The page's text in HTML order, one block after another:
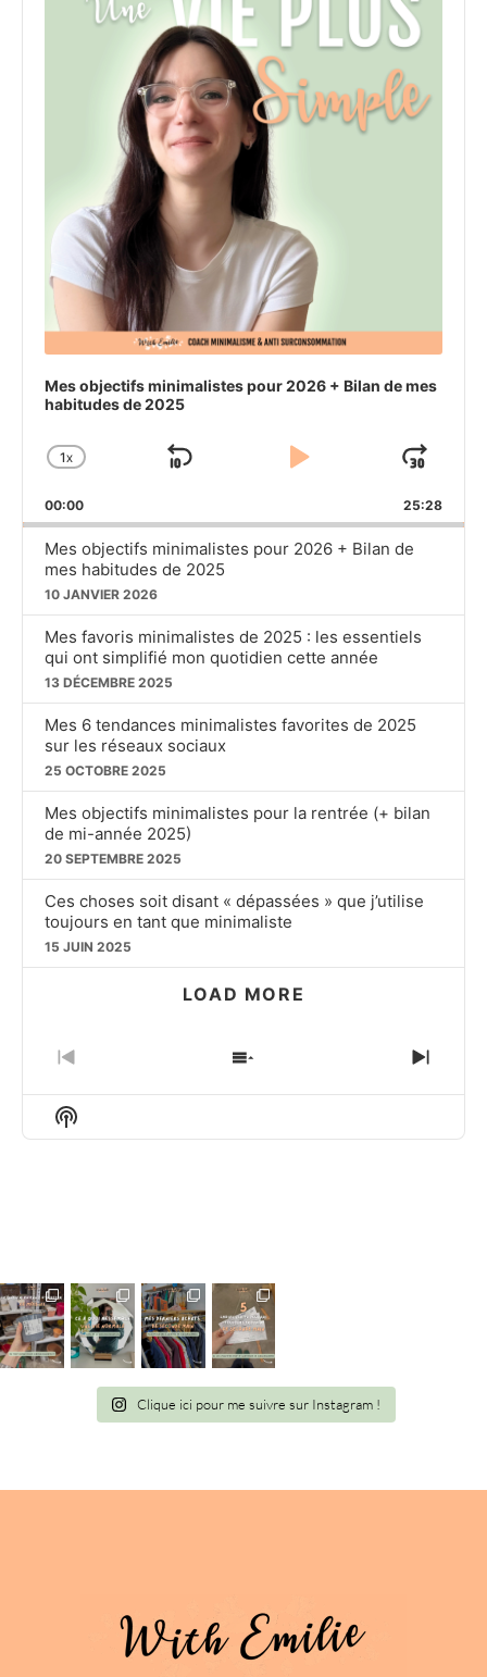
Mes objectifs minimalistes pour 2026 + Bilan de mes
habitudes de 2025
CHANGE
RATE
1X
SKIP
PLAY
PAUSE
00:00 25:28
Mes objectifs minimalistes pour 2026 + Bilan de
mes habitudes de 2025
10 JANVIER 2026
Mes favoris minimalistes de 2025 : les essentiels
qui ont simplifié mon quotidien cette année
13 DÉCEMBRE 2025
Mes 6 tendances minimalistes favorites de 2025
sur les réseaux sociaux
25 OCTOBRE 2025
Mes objectifs minimalistes pour la rentrée (+ bilan
de mi-année 2025)
20 SEPTEMBRE 2025
Ces choses soit disant « dépassées » que j’utilise
toujours en tant que minimaliste
15 JUIN 2025
LOAD MORE
PREVIOUS
EPISODE
SHOW
EPISODES
NEXT
Show
Podcast
Clique ici pour me suivre sur Instagram !